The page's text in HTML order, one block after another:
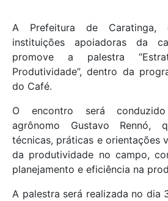
A Prefeitura de Caratinga,
instituições apoiadoras da
promove a palestra
Produtividade”, dentro da
do Café.
O encontro será
agrônomo Gustavo Rennó,
técnicas, práticas e orientações
da produtividade no campo,
planejamento e eficiência na
A palestra será realizada no dia